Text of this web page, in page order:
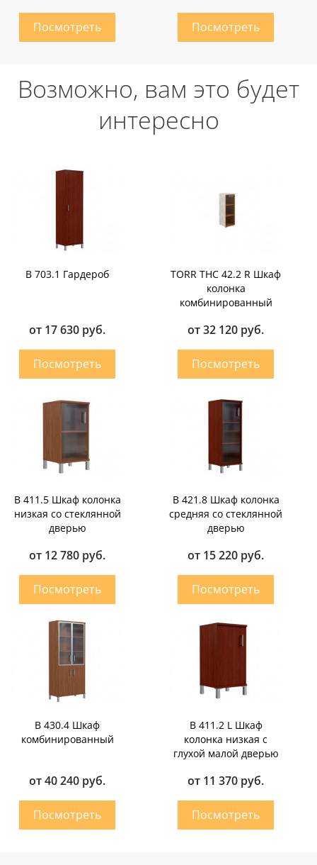
Возможно, вам это будет
интересно
B 703.1 Гардероб
от 17 630 руб.
TORR THC 42.2 R Шкаф
колонка
комбинированный
от 32 120 руб.
B 411.5 Шкаф колонка
низкая со стеклянной
дверью
от 12 780 руб.
B 421.8 Шкаф колонка
средняя со стеклянной
дверью
от 15 220 руб.
B 430.4 Шкаф
комбинированный
от 40 240 руб.
B 411.2 L Шкаф
колонка низкая с
глухой малой дверью
от 11 370 руб.